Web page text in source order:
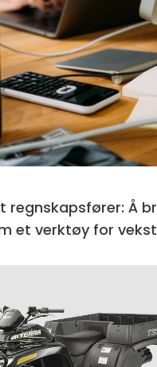
regnskapsfører: Å
et verktøy for vekst